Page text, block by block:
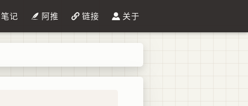
笔记 阿推 链接 关于